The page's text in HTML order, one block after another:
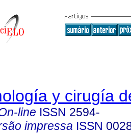
y cirugía
line ISSN 2594-
impressa ISSN